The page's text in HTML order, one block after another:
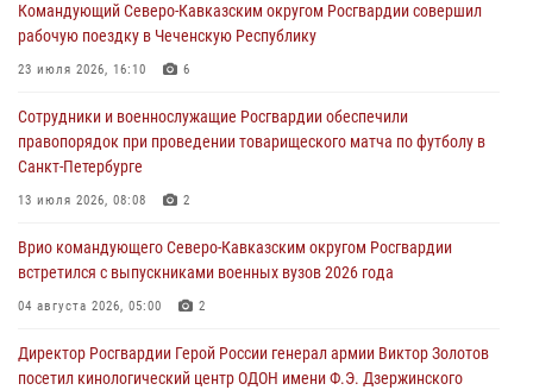
Кузбассе
08 августа 2026, 07:00
исполнилось 20 лет
08 августа 2026, 07:00
В Кабардино-Балкарии сотрудники Росгвардии провели турнир по
08 августа 2026, 07:00
В Москве росгвардейцы оказали помощь медикам и девушке с
08 августа 2026, 06:32 1
Командующий Северо-Кавказским округом Росгвардии совершил
рабочую поездку в Чеченскую Республику
23 июля 2026, 16:10 6
Сотрудники и военнослужащие Росгвардии обеспечили
правопорядок при проведении товарищеского матча по футболу в
Санкт-Петербурге
13 июля 2026, 08:08 2
Врио командующего Северо-Кавказским округом Росгвардии
встретился с выпускниками военных вузов 2026 года
04 августа 2026, 05:00 2
Директор Росгвардии Герой России генерал армии Виктор Золотов
посетил кинологический центр ОДОН имени Ф.Э. Дзержинского